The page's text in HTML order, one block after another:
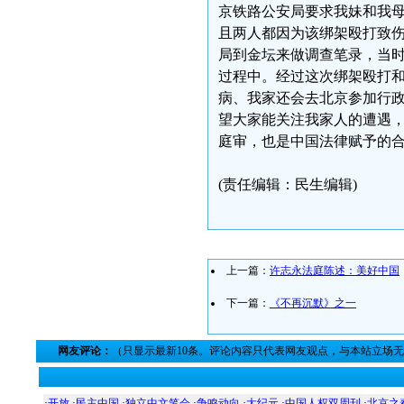
京铁路公安局要求我妹和我
且两人都因为该绑架殴打致
局到金坛来做调查笔录，当
过程中。经过这次绑架殴打
病、我家还会去北京参加行
望大家能关注我家人的遭遇
庭审，也是中国法律赋予的
(责任编辑：民生编辑)
上一篇： 许志永法庭陈述：美好中国
下一篇： 《不再沉默》之一
网友评论： （只显示最新10条。评论内容只代表网友观点，与本站立场